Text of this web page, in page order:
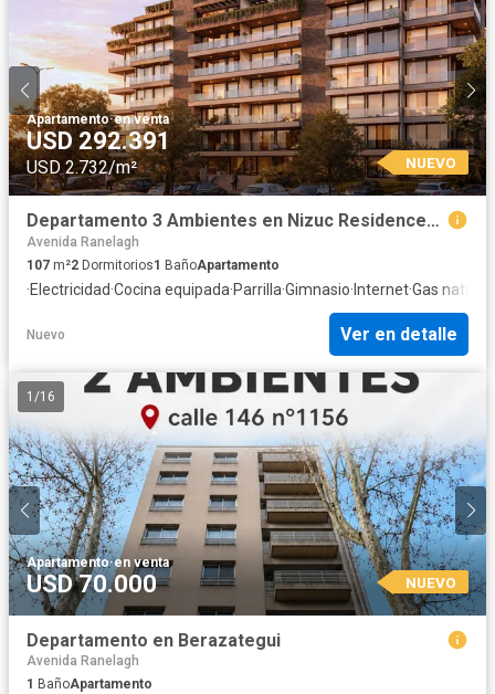
Apartamento·en venta
USD 292.391
USD 2.732/m² NUEVO
Departamento 3 Ambientes en Nizuc Residences, Puerto Nizuc, Guillermo E. Hudson
Avenida Ranelagh
107 m²2 Dormitorios1 BañoApartamento
·Electricidad·Cocina equipada·Parrilla·Gimnasio· Internet·Gas natural
Nuevo Ver en detalle
1 /16
Apartamento·en venta
USD 70.000 NUEVO
Departamento en Berazategui
Avenida Ranelagh
1 BañoApartamento